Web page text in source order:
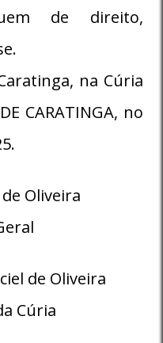
de direito,
na Cúria
CARATINGA, no
de Oliveira
de Oliveira
Cúria